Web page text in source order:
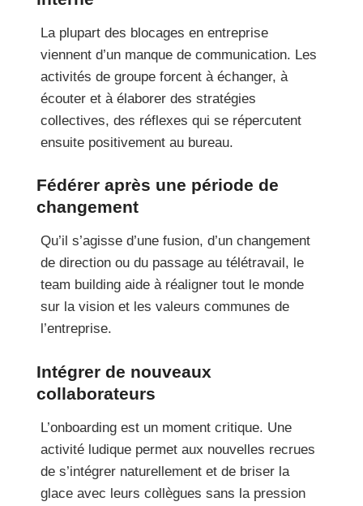
La plupart des blocages en entreprise
viennent d’un manque de communication. Les
activités de groupe forcent à échanger, à
écouter et à élaborer des stratégies
collectives, des réflexes qui se répercutent
ensuite positivement au bureau.
Fédérer après une période de
changement
Qu’il s’agisse d’une fusion, d’un changement
de direction ou du passage au télétravail, le
team building aide à réaligner tout le monde
sur la vision et les valeurs communes de
l’entreprise.
Intégrer de nouveaux
collaborateurs
L’onboarding est un moment critique. Une
activité ludique permet aux nouvelles recrues
de s’intégrer naturellement et de briser la
glace avec leurs collègues sans la pression